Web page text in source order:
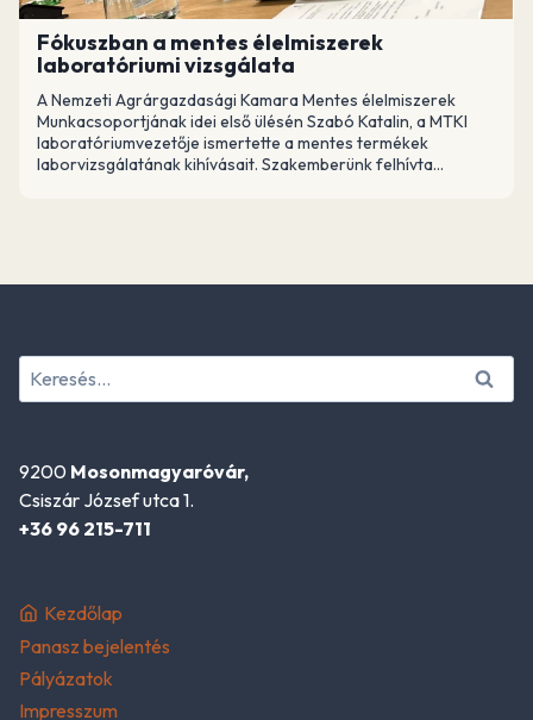
Fókuszban a mentes élelmiszerek
laboratóriumi vizsgálata
A Nemzeti Agrárgazdasági Kamara Mentes élelmiszerek
Munkacsoportjának idei első ülésén Szabó Katalin, a MTKI
laboratóriumvezetője ismertette a mentes termékek
laborvizsgálatának kihívásait. Szakemberünk felhívta...
Keresés:
9200 Mosonmagyaróvár,
Csiszár József utca 1.
+36 96 215-711
Kezdőlap
Panasz bejelentés
Pályázatok
Impresszum